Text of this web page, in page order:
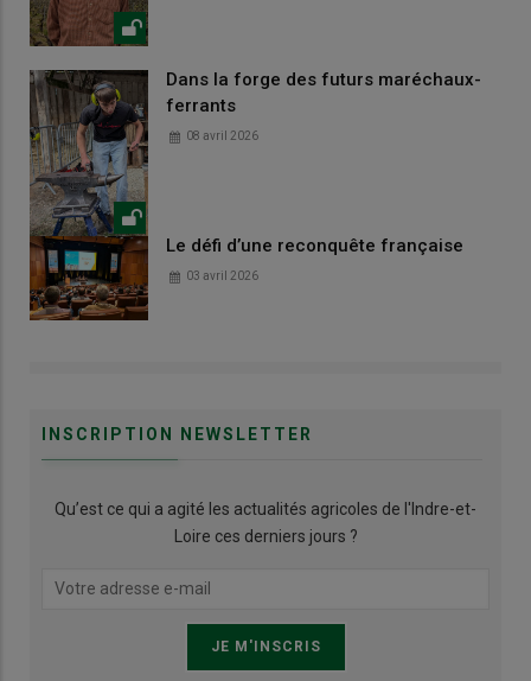
Dans la forge des futurs maréchaux-
ferrants
08 avril 2026
Le défi d’une reconquête française
03 avril 2026
INSCRIPTION NEWSLETTER
Qu’est ce qui a agité les actualités agricoles de l'Indre-et-
Loire ces derniers jours ?